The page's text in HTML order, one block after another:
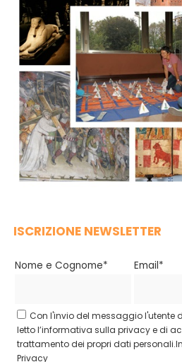
ISCRIZIONE NEWSLETTER
Nome e Cognome* Email*
Con l'invio del messaggio l'utente
letto l’informativa sulla privacy e di
trattamento dei propri dati personali.
Privacy